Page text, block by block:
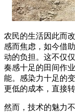
农民的生活因此而
感而焦虑，如今借
动的负担。这不仅
奏感十足的田间作
能。感染力十足的
更低的成本，直接
然而，技术的魅力